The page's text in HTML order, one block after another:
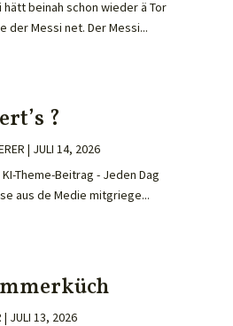
hätt beinah schon wieder ä Tor
der Messi net. Der Messi...
?
| JULI 14, 2026
Theme-Beitrag - Jeden Dag
aus de Medie mitgriege...
| JULI 13, 2026